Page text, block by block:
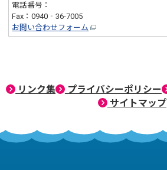
電話番号：
Fax：0940‐36-7005
お問い合わせフォーム
リンク集 プライバシーポリシー
サイトマップ